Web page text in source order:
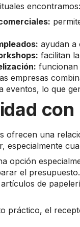
encontramos:
ayudan a
facilitan
funcionan
empresas
eventos, lo que
ofrecen una
especialmente
opción
el
de
práctico, el